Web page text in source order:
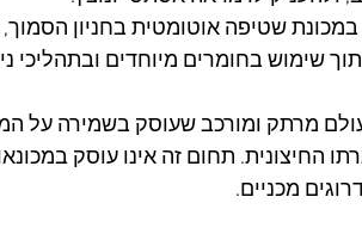
שטיפה אוטומטית בחניון
שימוש בחומרים מיוחדים ובתהליכי
עולם מרתק ומורכב שעוסק בשמירה על
החיצונית. תחום זה אינו עוסק
מכניים.